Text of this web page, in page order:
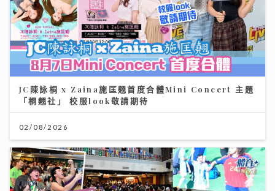
JC陳詠桐 x Zaina施匡翹首度合體Mini Concert 主題
「桐翹社」 校服look敬請期待
02/08/2026